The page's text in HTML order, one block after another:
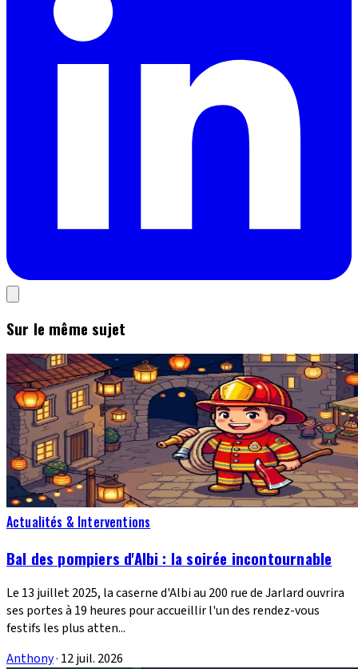
Sur le même sujet
Actualités & Interventions
Bal des pompiers d'Albi : la soirée incontournable
Le 13 juillet 2025, la caserne d'Albi au 200 rue de Jarlard ouvrira
ses portes à 19 heures pour accueillir l'un des rendez-vous
festifs les plus atten...
Anthony· 12 juil. 2026